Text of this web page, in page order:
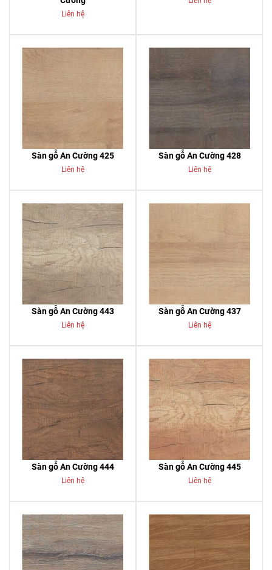
Liên hệ
Sàn gỗ An Cường 425
Liên hệ
Sàn gỗ An Cường 428
Liên hệ
Sàn gỗ An Cường 443
Liên hệ
Sàn gỗ An Cường 437
Liên hệ
Sàn gỗ An Cường 444
Liên hệ
Sàn gỗ An Cường 445
Liên hệ